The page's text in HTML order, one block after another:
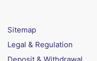
Sitemap
Legal & Regulation